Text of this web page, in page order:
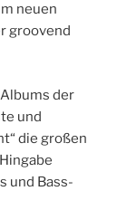
neuen
groovend
der
und
die großen
und Bass-